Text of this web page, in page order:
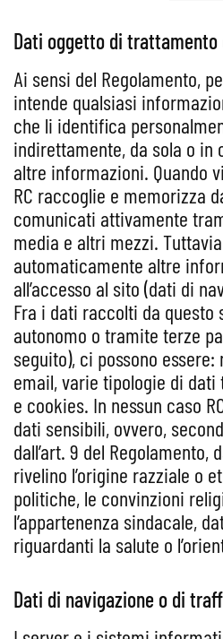
Dati oggetto di
Ai sensi del Regolamento,
intende qualsiasi
che li identifica
indirettamente, da sola o in
altre informazioni. Quando
RC raccoglie e memorizza
comunicati attivamente
media e altri mezzi.
automaticamente altre
all’accesso al sito (dati di
Fra i dati raccolti da questo
autonomo o tramite terze
seguito), ci possono
email, varie tipologie di
e cookies. In nessun caso
dati sensibili, ovvero,
dall’art. 9 del Regolamento,
rivelino l’origine razziale o
politiche, le convinzioni
l’appartenenza sindacale,
riguardanti la salute o
Dati di navigazione o di